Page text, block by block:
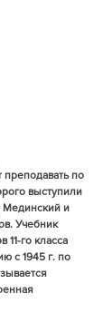
преподавать по
выступили
Мединский и
Учебник
11-го класса
с 1945 г. по